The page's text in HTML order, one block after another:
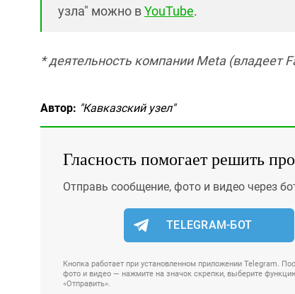
узла" можно вYouTube.
* деятельность компании Meta (владеет
Автор: "Кавказский узел"
Гласность помогает решить
Отправь сообщение, фото и видео через
TELEGRAM-БОТ
Кнопка работает при установленном приложении Telegram.
фото и видео — нажмите на значок скрепки, выберите
«Отправить».